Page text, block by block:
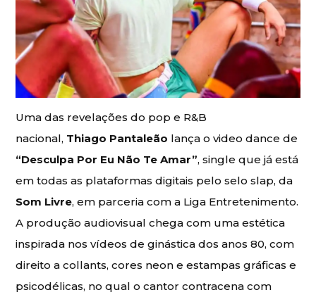
Uma das revelações do pop e R&B
nacional, Thiago Pantaleão lança o video dance de
“Desculpa Por Eu Não Te Amar”, single que já está
em todas as plataformas digitais pelo selo slap, da
Som Livre, em parceria com a Liga Entretenimento.
A produção audiovisual chega com uma estética
inspirada nos vídeos de ginástica dos anos 80, com
direito a collants, cores neon e estampas gráficas e
psicodélicas, no qual o cantor contracena com